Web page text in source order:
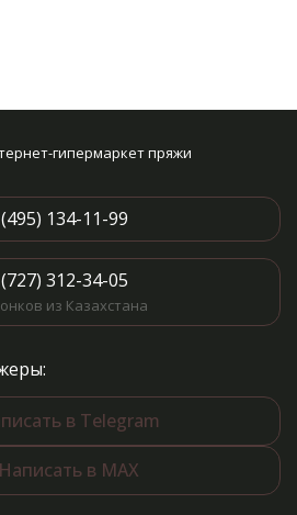
гипермаркет пряжи
134-11-99
312-34-05
из Казахстана
в Telegram
Написать в MAX